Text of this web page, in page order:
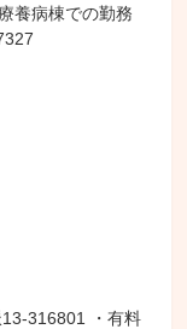
養病棟での勤務
316801 ・有料